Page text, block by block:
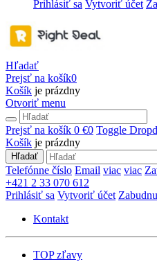
Prihlásiť sa Vytvoriť účet
Hľadať
Prejsť na košík0
Košík je prázdny
Otvoriť menu
Prejsť na košík 0 €0 Toggle
Košík je prázdny
Hľadať
Telefónne číslo Email viac viac
+421 2 33 070 612
Prihlásiť sa Vytvoriť účet
Kontakt
TOP zľavy